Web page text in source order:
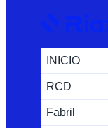
INICIO
RCD
Fabril